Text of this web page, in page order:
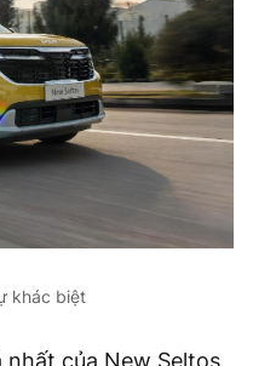
khác biệt
của New Seltos